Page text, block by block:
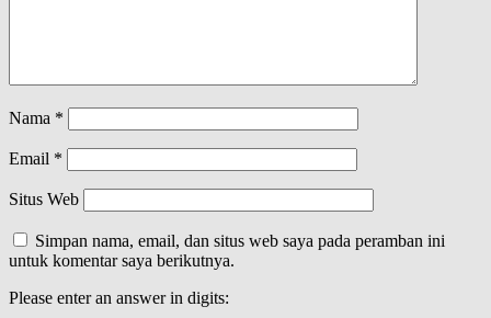
Nama *
Email *
Situs Web
Simpan nama, email, dan situs web saya pada peramban ini
untuk komentar saya berikutnya.
Please enter an answer in digits: